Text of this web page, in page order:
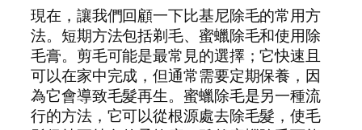
現在，讓我們回顧一下比基尼除毛的常用方
法。短期方法包括剃毛、蜜蠟除毛和使用除
毛膏。剪毛可能是最常見的選擇；它快速且
可以在家中完成，但通常需要定期保養，因
為它會導致毛髮再生。蜜蠟除毛是另一種流
行的方法，它可以從根源處去除毛髮，使毛